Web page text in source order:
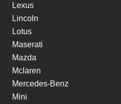
Lexus
Lincoln
Lotus
Maserati
Mazda
Mclaren
Mercedes-Benz
Mini